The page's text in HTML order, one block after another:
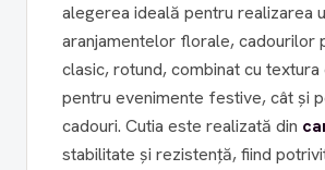
alegerea ideală pentru realizarea
aranjamentelor florale, cadourilor
clasic, rotund, combinat cu
pentru evenimente festive, cât și
cadouri. Cutia este realizată din
stabilitate și rezistență, fiind